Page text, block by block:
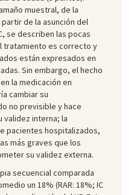
muestral, de la
de la asunción del
se describen las pocas
tratamiento es correcto y
están expresados en
Sin embargo, el hecho
la medicación en
cambiar su
no previsible y hace
validez interna; la
pacientes hospitalizados,
más graves que los
su validez externa.
secuencial comparada
un 18% (RAR: 18%; IC